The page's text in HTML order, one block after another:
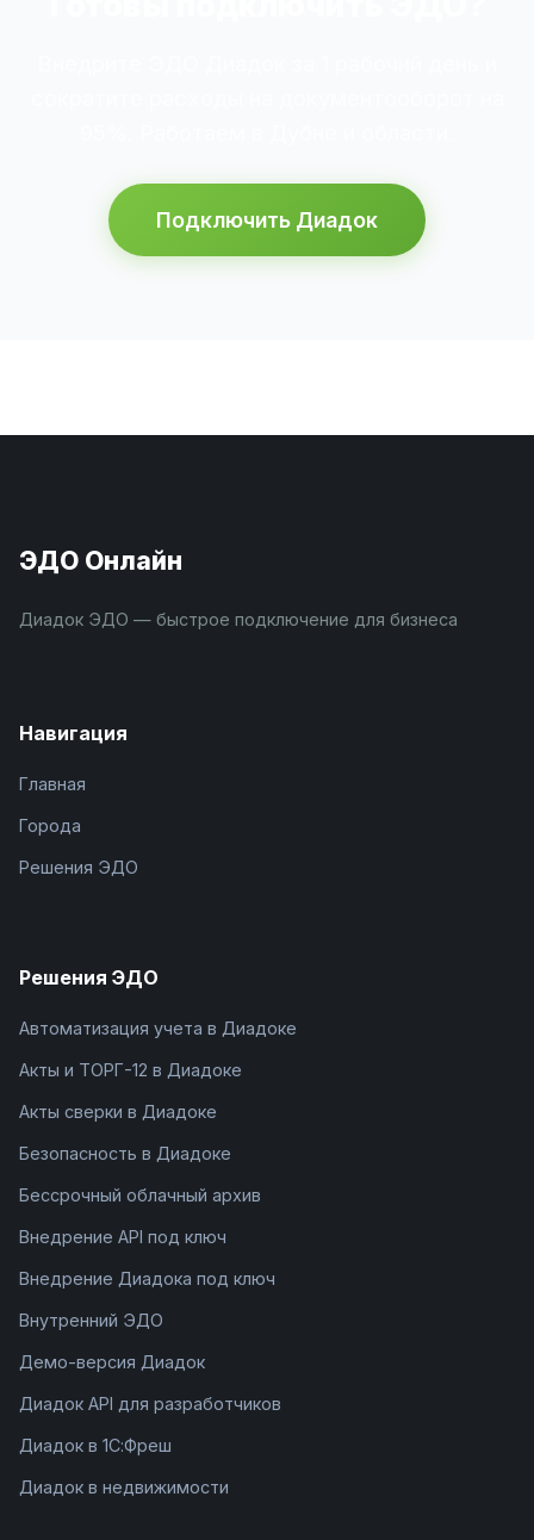
Подключить Диадок
ЭДО Онлайн
Диадок ЭДО — быстрое подключение для бизнеса
Навигация
Главная
Города
Решения ЭДО
Решения ЭДО
Автоматизация учета в Диадоке
Акты и ТОРГ-12 в Диадоке
Акты сверки в Диадоке
Безопасность в Диадоке
Бессрочный облачный архив
Внедрение API под ключ
Внедрение Диадока под ключ
Внутренний ЭДО
Демо-версия Диадок
Диадок API для разработчиков
Диадок в 1С:Фреш
Диадок в недвижимости